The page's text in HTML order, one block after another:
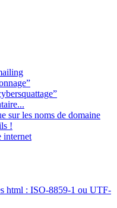
sur les noms de domaine
!
internet
html : ISO-8859-1 ou UTF-